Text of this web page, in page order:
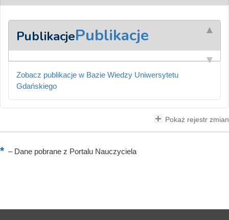
PublikacjePublikacje
Zobacz publikacje w Bazie Wiedzy Uniwersytetu
Gdańskiego
Pokaż rejestr zmian
–Dane pobrane z Portalu Nauczyciela